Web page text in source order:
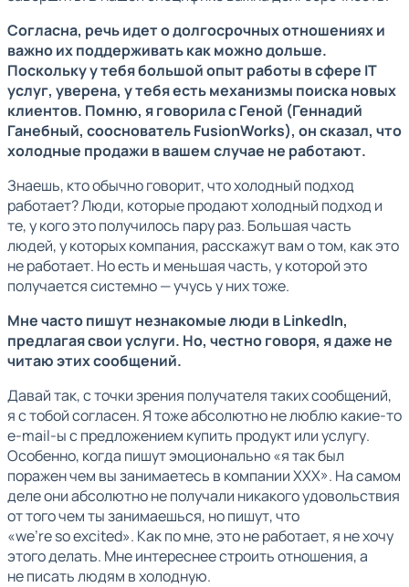
Согласна, речь идет о долгосрочных отношениях и
важно их поддерживать как можно дольше.
Поскольку у тебя большой опыт работы в сфере IT
услуг, уверена, у тебя есть механизмы поиска новых
клиентов. Помню, я говорила с Геной (Геннадий
Ганебный, сооснователь FusionWorks), он сказал, что
холодные продажи в вашем случае не работают.
Знаешь, кто обычно говорит, что холодный подход
работает? Люди, которые продают холодный подход и
те, у кого это получилось пару раз. Большая часть
людей, у которых компания, расскажут вам о том, как это
не работает. Но есть и меньшая часть, у которой это
получается системно — учусь у них тоже.
Мне часто пишут незнакомые люди в LinkedIn,
предлагая свои услуги. Но, честно говоря, я даже не
читаю этих сообщений.
Давай так, с точки зрения получателя таких сообщений,
я с тобой согласен. Я тоже абсолютно не люблю какие-то
e-mail-ы с предложением купить продукт или услугу.
Особенно, когда пишут эмоционально «я так был
поражен чем вы занимаетесь в компании XXX». На самом
деле они абсолютно не получали никакого удовольствия
от того чем ты занимаешься, но пишут, что
«we’re so excited». Как по мне, это не работает, я не хочу
этого делать. Мне интереснее строить отношения, а
не писать людям в холодную.